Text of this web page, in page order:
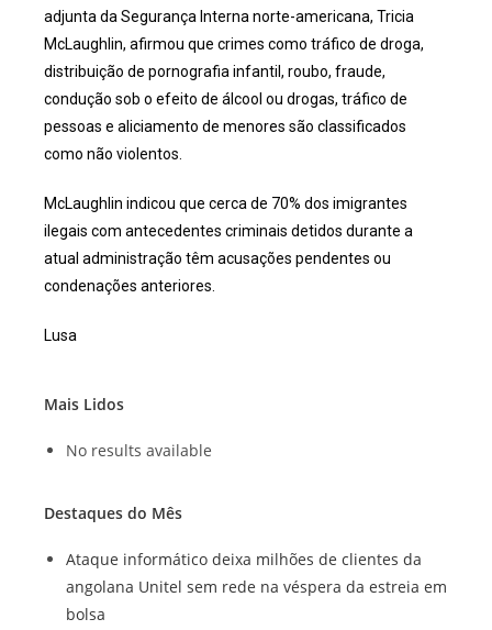
adjunta da Segurança Interna norte-americana, Tricia
McLaughlin, afirmou que crimes como tráfico de droga,
distribuição de pornografia infantil, roubo, fraude,
condução sob o efeito de álcool ou drogas, tráfico de
pessoas e aliciamento de menores são classificados
como não violentos.
McLaughlin indicou que cerca de 70% dos imigrantes
ilegais com antecedentes criminais detidos durante a
atual administração têm acusações pendentes ou
condenações anteriores.
Lusa
Mais Lidos
No results available
Destaques do Mês
Ataque informático deixa milhões de clientes da
angolana Unitel sem rede na véspera da estreia em
bolsa